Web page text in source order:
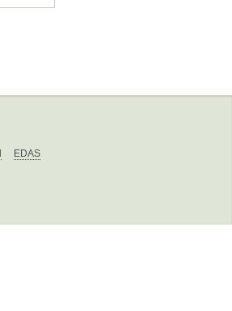
EDAS